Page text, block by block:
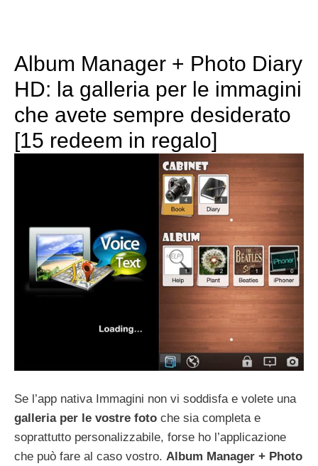
Album Manager + Photo Diary
HD: la galleria per le immagini
che avete sempre desiderato
[15 redeem in regalo]
Se l’app nativa Immagini non vi soddisfa e volete una
galleria per le vostre foto che sia completa e
soprattutto personalizzabile, forse ho l’applicazione
che può fare al caso vostro. Album Manager + Photo